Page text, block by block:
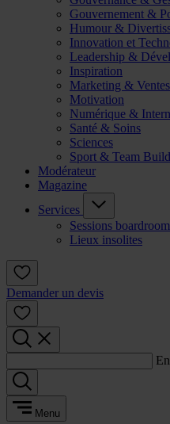
Gouvernement &
Humour &
Innovation et
Leadership &
Inspiration
Marketing & Ventes
Motivation
Numérique &
Santé & Soins
Sciences
Sport & Team
Modérateur
Magazine
Services
Sessions boardroom
Lieux insolites
Demander un devis
Menu